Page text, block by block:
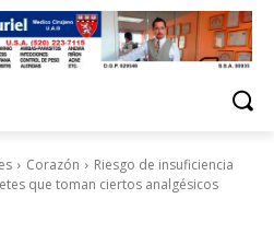
Corazón
Riesgo de insuficiencia
que toman ciertos analgésicos